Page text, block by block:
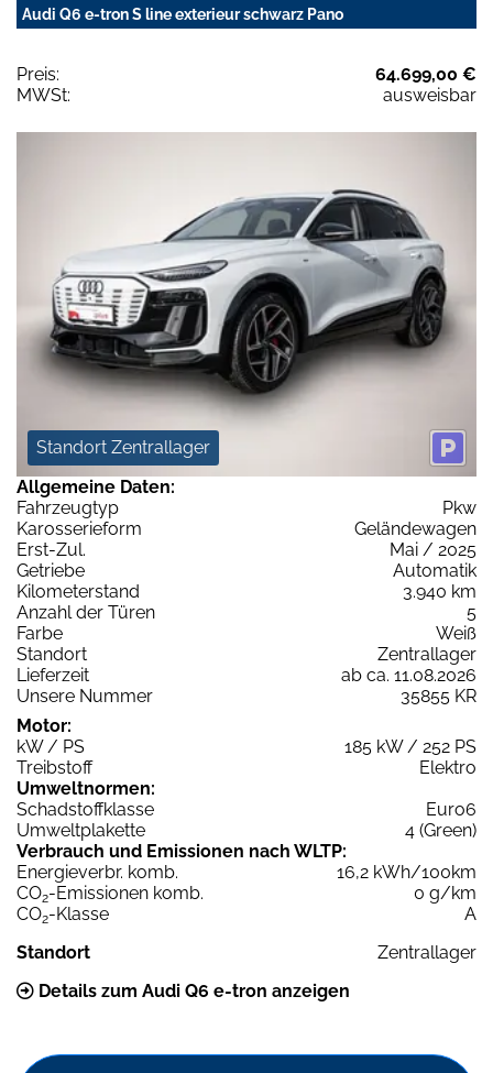
Audi Q6 e-tron S line exterieur schwarz Pano
Preis:
64.699,00 €
MWSt:
ausweisbar
Standort Zentrallager
Allgemeine Daten:
Fahrzeugtyp
Pkw
Karosserieform
Geländewagen
Erst-Zul.
Mai / 2025
Getriebe
Automatik
Kilometerstand
3.940 km
Anzahl der Türen
5
Farbe
Weiß
Standort
Zentrallager
Lieferzeit
ab ca. 11.08.2026
Unsere Nummer
35855 KR
Motor:
kW / PS
185 kW / 252 PS
Treibstoff
Elektro
Umweltnormen:
Schadstoffklasse
Euro6
Umweltplakette
4 (Green)
Verbrauch und Emissionen nach WLTP:
Energieverbr. komb.
16,2 kWh/100km
CO2-Emissionen komb.
0 g/km
CO2-Klasse
A
Standort
Zentrallager
Details zum Audi Q6 e-tron anzeigen